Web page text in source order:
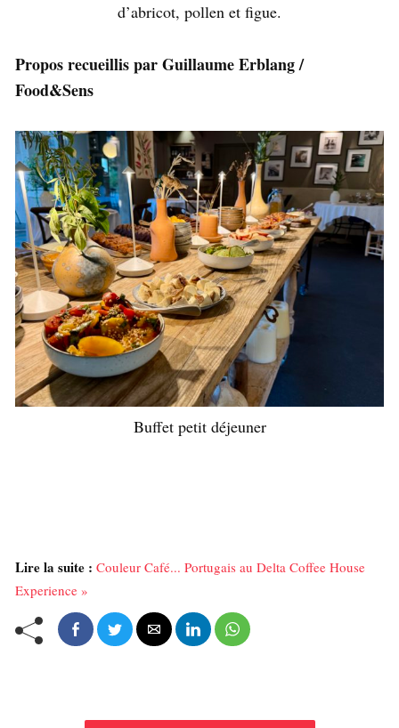
d’abricot, pollen et figue.
Propos recueillis par Guillaume Erblang /
Food&Sens
Buffet petit déjeuner
Lire la suite : Couleur Café... Portugais au Delta Coffee House
Experience »